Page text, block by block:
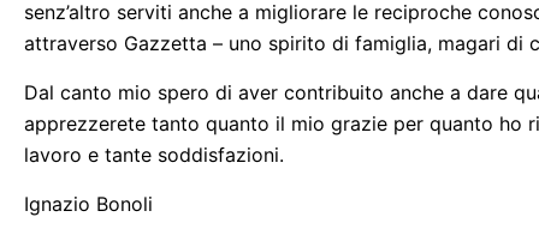
senz’altro serviti anche a migliorare le reciproche
attraverso Gazzetta – uno spirito di famiglia, magari di
Dal canto mio spero di aver contribuito anche a dare
apprezzerete tanto quanto il mio grazie per quanto ho
lavoro e tante soddisfazioni.
Ignazio Bonoli